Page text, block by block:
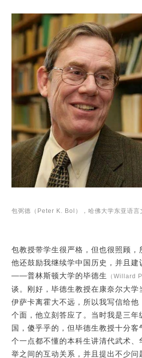
包弼德（Peter K. Bol），哈佛大学东亚语言
包教授带学生很严格，但也很照顾，
他还鼓励我继续学中国历史，并且建
——普林斯顿大学的毕德生
（Willard
谈。刚好，毕德生教授在康奈尔大学
伊萨卡离霍大不远，所以我写信给他
个面，他立刻答应了。当时我是三年
国，傻乎乎的，但毕德生教授十分客
个一点都不懂的本科生讲清代武术、
举之间的互动关系，并且提出不少问